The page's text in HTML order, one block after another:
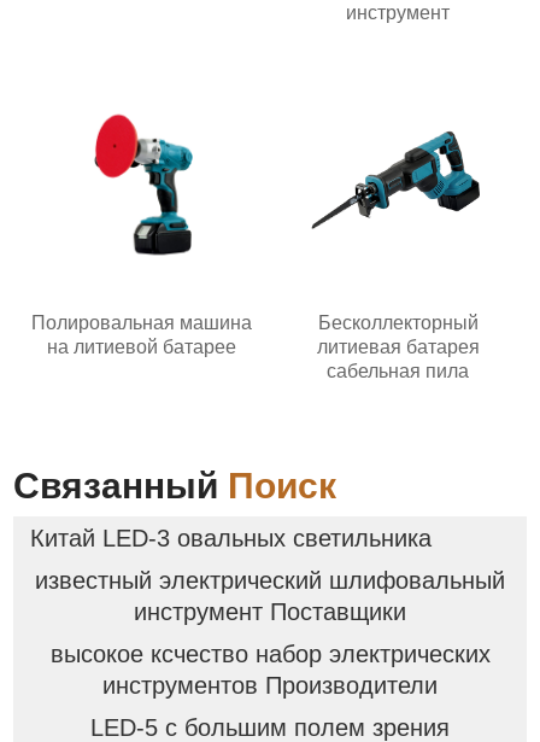
инструмент
Полировальная машина
на литиевой батарее
Бесколлекторный
литиевая батарея
сабельная пила
Связанный Поиск
Китай LED-3 овальных светильника
известный электрический шлифовальный
инструмент Поставщики
высокое ксчество набор электрических
инструментов Производители
LED-5 с большим полем зрения